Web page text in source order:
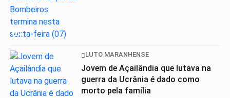
01
LUTO MARANHENSE
Jovem de Açailândia que lutava na
guerra da Ucrânia é dado como
morto pela família